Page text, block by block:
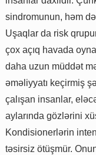
sindromunun, həm
Uşaqlar da risk
çox açıq havada
daha uzun müddət
əməliyyatı keçirmiş
çalışan insanlar,
aylarında gözlərini
Kondisionerlərin
təsirsiz ötüşmür. Onun